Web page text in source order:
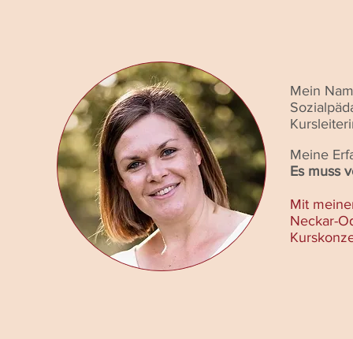
Mein
Meine
Es muss
Mit
Neckar-